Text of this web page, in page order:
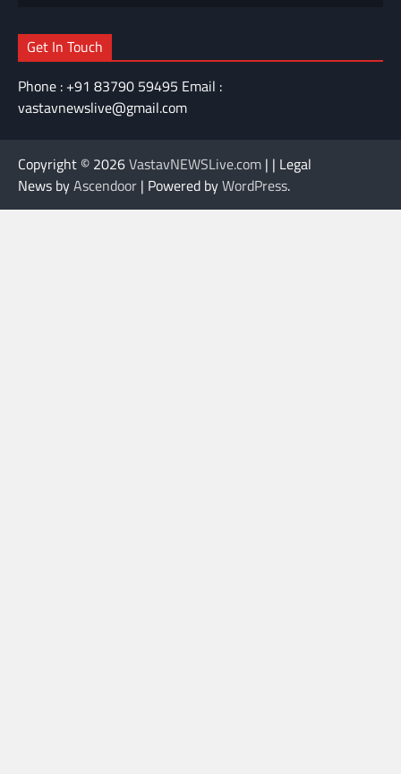
Get In Touch
Phone : +91 83790 59495 Email :
vastavnewslive@gmail.com
Copyright © 2026VastavNEWSLive.com | | Legal
News byAscendoor | Powered byWordPress.